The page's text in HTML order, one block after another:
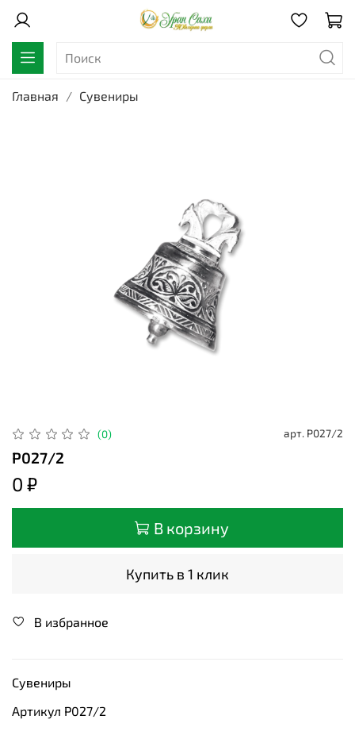
Главная Сувениры
(0) арт. Р027/2
Р027/2
0 ₽
В корзину
Купить в 1 клик
В избранное
Сувениры
Артикул Р027/2